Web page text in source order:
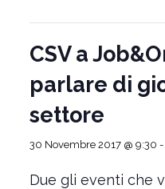
CSV a
parlare di
settore
30 Novembre 2017 @ 9:30 -
Due gli eventi che